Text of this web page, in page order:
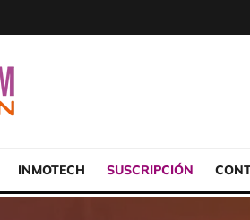
INMOTECH SUSCRIPCIÓN